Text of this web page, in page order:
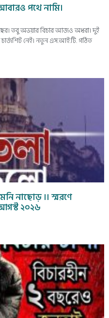
পথে নামি।
তবু অভয়ার বিচার আজও অধরা। দুই
নেই। নতুন এস.আই.টি. গঠিত
নাছোড় ।। স্মরণে
২০২৬